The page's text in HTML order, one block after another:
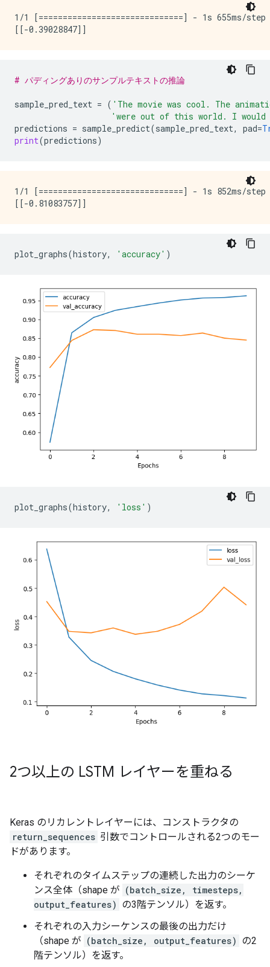
1/1 [==============================] - 1s 655ms/step
# パディングありのサンプルテキストの推論
sample_pred_text = ( 'The movie was cool. The
'were out of this world. I would
predictions = sample_predict(sample_pred_text, pad=
print(predictions)
1/1 [==============================] - 1s 852ms/step
plot_graphs(history, 'accuracy' )
plot_graphs(history, 'loss' )
2つ以上の LSTM レイヤーを重ねる
Keras のリカレントレイヤーには、コンストラクタの
return_sequences 引数でコントロールされる2つのモー
ドがあります。
それぞれのタイムステップの連続した出力のシーケ
ンス全体（shape が (batch_size, timesteps,
output_features) の3階テンソル）を返す。
それぞれの入力シーケンスの最後の出力だけ
（shape が (batch_size, output_features) の2
階テンソル）を返す。